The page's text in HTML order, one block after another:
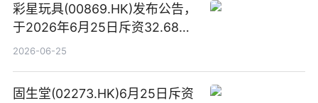
彩星玩具(00869.HK)发布公告，
于2026年6月25日斥资32.68万
港元回购68.4万股|焦点速讯
2026-06-25
固生堂(02273.HK)6月25日斥资